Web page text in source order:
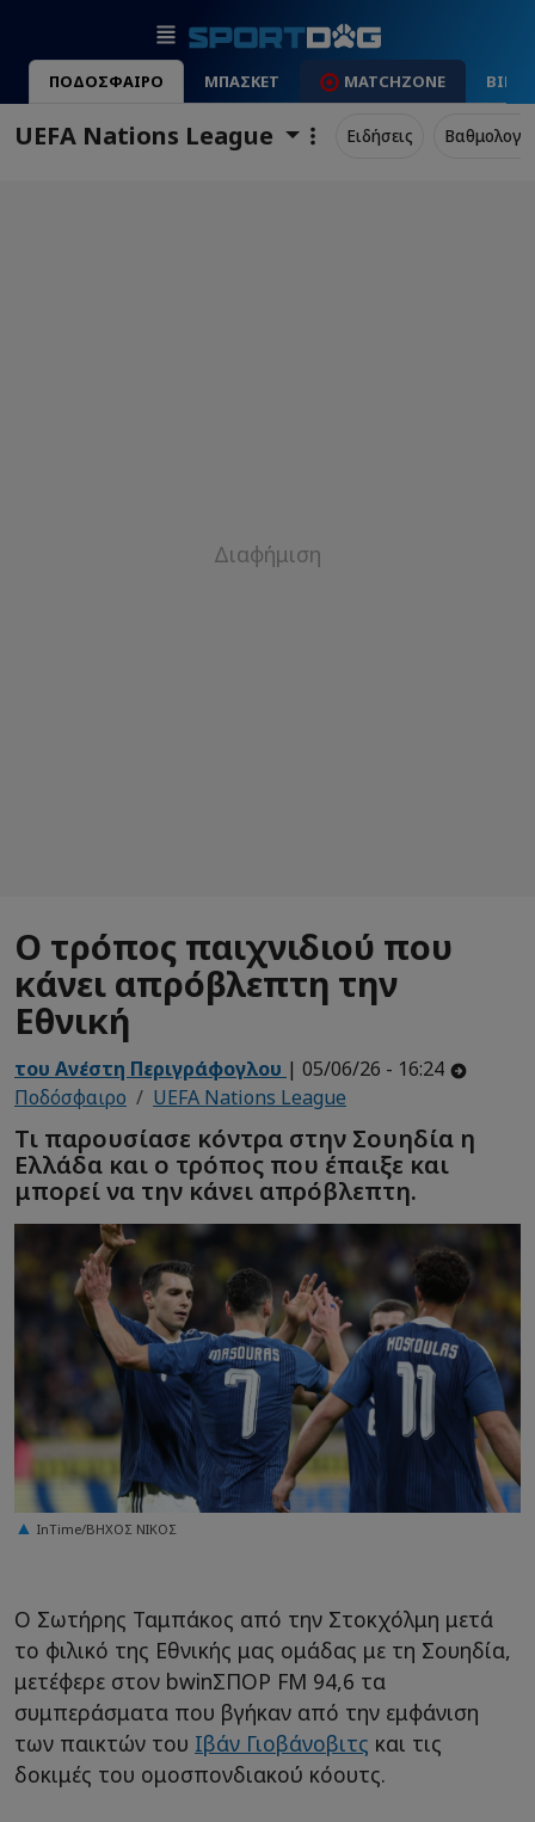
ΠΟΔΟΣΦΑΙΡΟ ΜΠΑΣΚΕΤ MATCHZONE
UEFA Nations League Ειδήσεις
Ο τρόπος παιχνιδιού που
κάνει απρόβλεπτη την
Εθνική
του Ανέστη Περιγράφογλου | 05/06/26 - 16:24
Ποδόσφαιρο
UEFA Nations League
Τι παρουσίασε κόντρα στην Σουηδία η
Ελλάδα και ο τρόπος που έπαιξε και
μπορεί να την κάνει απρόβλεπτη.
InTime/ΒΗΧΟΣ ΝΙΚΟΣ
Ο Σωτήρης Ταμπάκος από την Στοκχόλμη μετά
το φιλικό της Εθνικής μας ομάδας με τη Σουηδία,
μετέφερε στον bwinΣΠΟΡ FM 94,6 τα
συμπεράσματα που βγήκαν από την εμφάνιση
των παικτών του Ιβάν Γιοβάνοβιτς και τις
δοκιμές του ομοσπονδιακού κόουτς.